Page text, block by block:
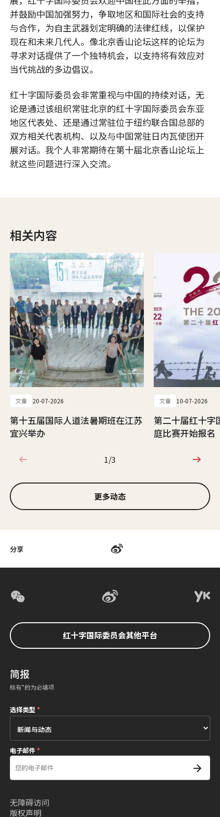
分享
并鼓励中国加强努力，争取地区和国际社会的支持
与合作，为自主武器划定明确的法律红线，以保护
现在和未来几代人。像北京香山论坛这样的论坛为
寻求对话提供了一个独特机会，以支持将有效应对
当代挑战的多边倡议。
红十字国际委员会非常重视与中国的持续对话，无
论是通过该组织常驻北京的红十字国际委员会东亚
地区代表处、还是通过常驻位于纽约联合国总部的
双方相关代表机构、以及与中国常驻日内瓦使团开
展对话。我个人非常期待在第十届北京香山论坛上
就这些问题进行深入交流。
相关内容
文章 20-07-2026
第十五届国际人道法暑期班在江苏
宜兴举办
文章 10-07-2026
第二十届红十字
庭比赛开始报名
1/3
1/3
更多动态
红十字国际委员会其他平台
简报
标有*的为必填项
选择类型*
电子邮件*
无障碍访问
版权声明